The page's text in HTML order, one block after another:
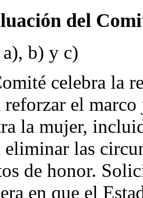
del
b) y c)
celebra la
reforzar el
la mujer,
eliminar las
de honor.
en que el